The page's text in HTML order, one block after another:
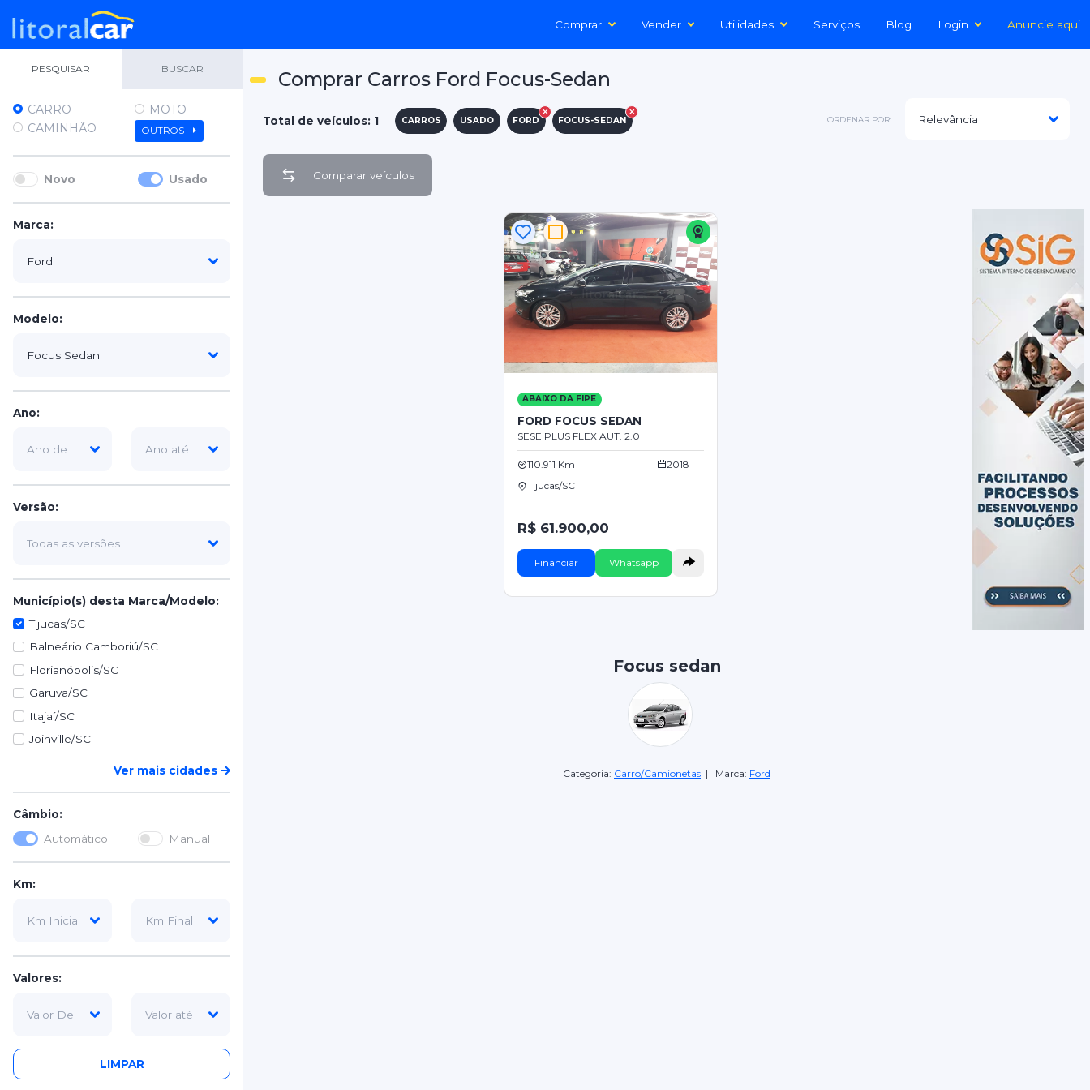
Comprar Vender Utilidades Serviços Blog Login Anuncie aqui
PESQUISAR BUSCAR
CARRO
MOTO
CAMINHÃO
OUTROS
Novo Usado
Marca:
Modelo:
Ano:
Versão:
Município(s) desta Marca/Modelo:
Tijucas/SC
Balneário Camboriú/SC
Florianópolis/SC
Garuva/SC
Itajaí/SC
Joinville/SC
Ver mais cidades
Câmbio:
Automático
Manual
Km:
Valores:
Tipo Categoria:
LIMPAR
Comprar Carros Ford Focus-Sedan
Total de veículos: 1 CARROS USADO FORD FOCUS-SEDAN ORDENAR POR:
Comparar veículos
ABAIXO DA FIPE
FORD FOCUS SEDAN
SESE PLUS FLEX AUT. 2.0
110.911 Km
2018
Tijucas/SC
R$ 61.900,00
Financiar Whatsapp
Focus sedan
Categoria: Carro/Camionetas | Marca: Ford